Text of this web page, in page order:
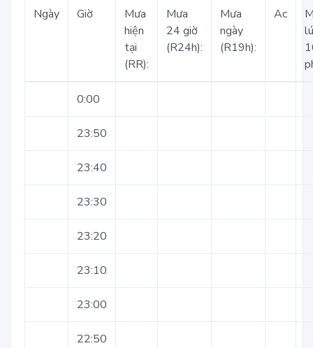
Ngày Giờ
Mưa
hiện
tại
(RR):
Mưa
24 giờ
(R24h):
Mưa
ngày
(R19h):
Ac
0:00
23:50
23:40
23:30
23:20
23:10
23:00
22:50